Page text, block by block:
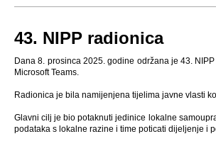
43. NIPP radionica
Dana 8. prosinca 2025. godine održana je 43.
Microsoft Teams.
Radionica je bila namijenjena tijelima javne vlasti
Glavni cilj je bio potaknuti jedinice lokalne
podataka s lokalne razine i time poticati dijeljenje i